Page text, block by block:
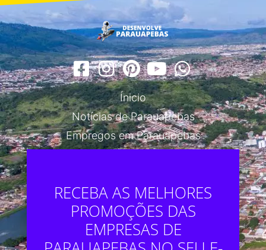
Ínicio
Notícias de Parauapebas
Empregos em Parauapebas
RECEBA AS MELHORES
PROMOÇÕES DAS
EMPRESAS DE